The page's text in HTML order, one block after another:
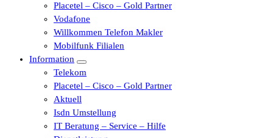
Placetel – Cisco – Gold Partner
Vodafone
Willkommen Telefon Makler
Mobilfunk Filialen
Information
Telekom
Placetel – Cisco – Gold Partner
Aktuell
Isdn Umstellung
IT Beratung – Service – Hilfe